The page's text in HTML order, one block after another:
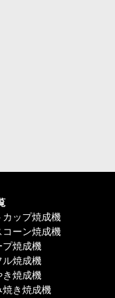
カップ焼成機
コーン焼成機
プ焼成機
ル焼成機
き焼成機
焼き焼成機